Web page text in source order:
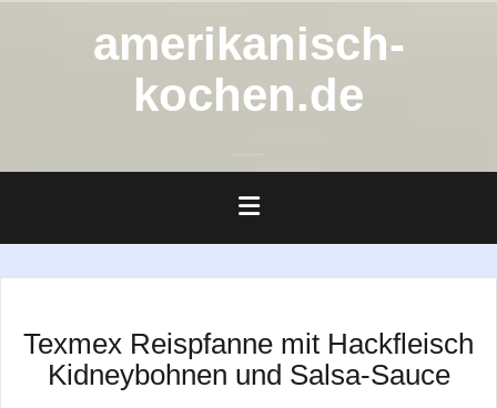
amerikanisch-
kochen.de
Texmex Reispfanne mit Hackfleisch
Kidneybohnen und Salsa-Sauce